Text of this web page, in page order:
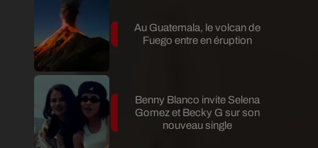
Au Guatemala, le volcan de
Fuego entre en éruption
Benny Blanco invite Selena
Gomez et Becky G sur son
nouveau single